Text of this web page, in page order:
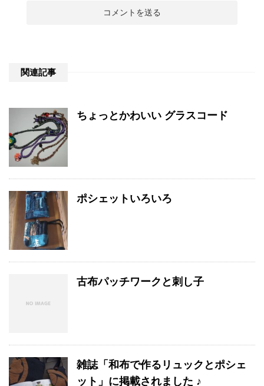
関連記事
ちょっとかわいい グラスコード
ポシェットいろいろ
古布パッチワークと刺し子
雑誌「和布で作るリュックとポシェ
ット」に掲載されました ♪